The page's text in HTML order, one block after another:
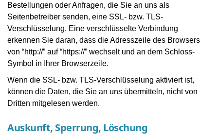
Bestellungen oder Anfragen, die Sie an uns als
Seitenbetreiber senden, eine SSL- bzw. TLS-
Verschlüsselung. Eine verschlüsselte Verbindung
erkennen Sie daran, dass die Adresszeile des Browsers
von “http://” auf “https://” wechselt und an dem Schloss-
Symbol in Ihrer Browserzeile.
Wenn die SSL- bzw. TLS-Verschlüsselung aktiviert ist,
können die Daten, die Sie an uns übermitteln, nicht von
Dritten mitgelesen werden.
Auskunft, Sperrung, Löschung